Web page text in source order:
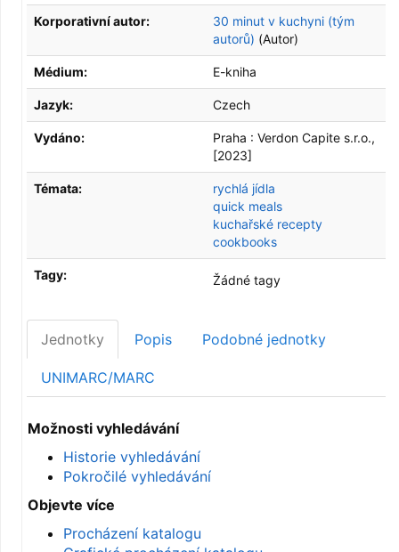
Korporativní autor:
30 minut v kuchyni (tým
autorů) (Autor)
Médium: E-kniha
Jazyk: Czech
Vydáno: Praha : Verdon Capite s.r.o.,
[2023]
Témata:
rychlá jídla
quick meals
kuchařské recepty
cookbooks
Tagy: Žádné tagy
Jednotky Popis Podobné jednotky
UNIMARC/MARC
Možnosti vyhledávání
Historie vyhledávání
Pokročilé vyhledávání
Objevte více
Procházení katalogu